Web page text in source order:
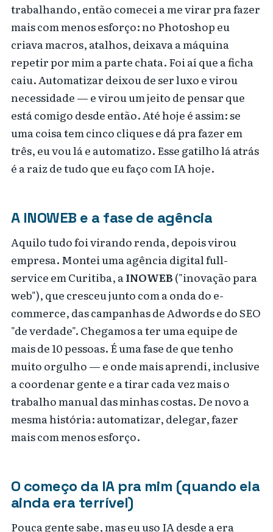
trabalhando, então comecei a me virar pra fazer
mais com menos esforço: no Photoshop eu
criava macros, atalhos, deixava a máquina
repetir por mim a parte chata. Foi aí que a ficha
caiu. Automatizar deixou de ser luxo e virou
necessidade — e virou um jeito de pensar que
está comigo desde então. Até hoje é assim: se
uma coisa tem cinco cliques e dá pra fazer em
três, eu vou lá e automatizo. Esse gatilho lá atrás
é a raiz de tudo que eu faço com IA hoje.
A INOWEB e a fase de agência
Aquilo tudo foi virando renda, depois virou
empresa. Montei uma agência digital full-
service em Curitiba, aINOWEB("inovação para
web"), que cresceu junto com a onda do e-
commerce, das campanhas de Adwords e do SEO
"de verdade". Chegamos a ter uma equipe de
mais de 10 pessoas. É uma fase de que tenho
muito orgulho — e onde mais aprendi, inclusive
a coordenar gente e a tirar cada vez mais o
trabalho manual das minhas costas. De novo a
mesma história: automatizar, delegar, fazer
mais com menos esforço.
O começo da IA pra mim (quando ela
ainda era terrível)
Pouca gente sabe, mas eu uso IA desde a era